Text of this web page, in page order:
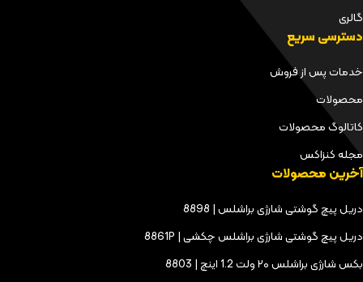
گالری
دسترسی سریع
خدمات پس از فروش
محصولات
کاتالوگ محصولات
مجله کنزاکس
آخرین محصولات
دریل پیچ گوشتی شارژی براشلس | 8898
دریل پیچ گوشتی شارژی براشلس چکشی | 8861P
بکس شارژی براشلس ۲۰ ولت 1.2 اینچ | 8803